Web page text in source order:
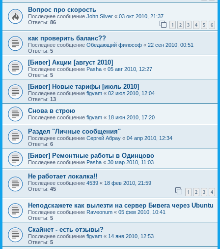
Вопрос про скорость
Последнее сообщение John Silver « 03 окт 2010, 21:37
Ответы: 86 1 2 3 4 5 6
как проверить баланс??
Последнее сообщение Обедающий философ « 22 сен 2010, 00:51
Ответы: 5
[Бивег] Акции [август 2010]
Последнее сообщение Pasha « 05 авг 2010, 12:27
Ответы: 5
[Бивег] Новые тарифы [июль 2010]
Последнее сообщение figvam « 02 июл 2010, 12:04
Ответы: 13
Снова в строю
Последнее сообщение figvam « 18 июн 2010, 17:20
Раздел "Личные сообщения"
Последнее сообщение Сергей Абрау « 04 апр 2010, 12:34
Ответы: 6
[Бивег] Ремонтные работы в Одинцово
Последнее сообщение Pasha « 30 мар 2010, 11:03
Не работает локалка!!
Последнее сообщение 4539 « 18 фев 2010, 21:59
Ответы: 45 1 2 3 4
Неподскажете как вылезти на сервер Бивега через Ubuntu
Последнее сообщение Raveonum « 05 фев 2010, 10:41
Ответы: 5
Скайнет - есть отзывы?
Последнее сообщение figvam « 14 янв 2010, 12:53
Ответы: 5